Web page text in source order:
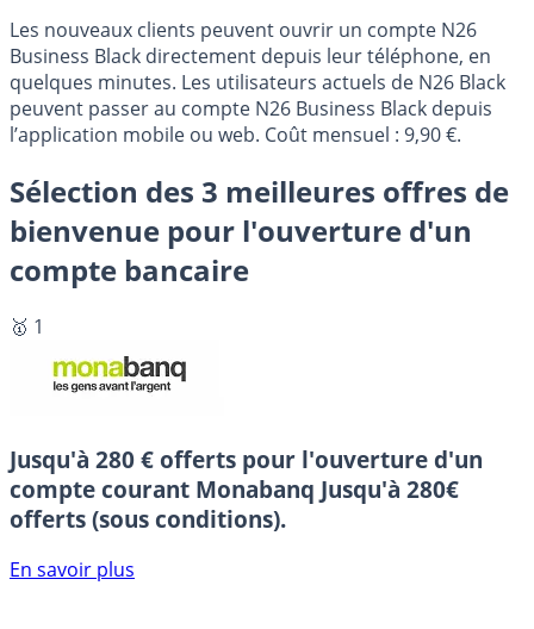
Les nouveaux clients peuvent ouvrir un compte N26
Business Black directement depuis leur téléphone, en
quelques minutes. Les utilisateurs actuels de N26 Black
peuvent passer au compte N26 Business Black depuis
l’application mobile ou web. Coût mensuel : 9,90 €.
Sélection des 3 meilleures offres de
bienvenue pour l'ouverture d'un
compte bancaire
🥇 1
Jusqu'à 280 € offerts pour l'ouverture d'un
compte courant Monabanq Jusqu'à 280€
offerts (sous conditions).
En savoir plus